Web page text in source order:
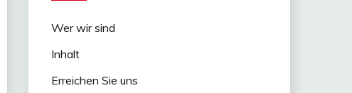
Wer wir sind
Inhalt
Erreichen Sie uns